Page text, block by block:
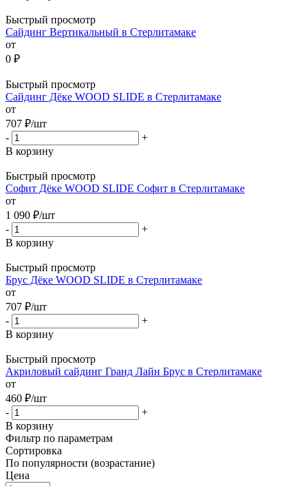
Быстрый просмотр
Сайдинг Вертикальный в Стерлитамаке
от
0 ₽
Быстрый просмотр
Сайдинг Дёке WOOD SLIDE в Стерлитамаке
от
707 ₽/шт
-
+
В корзину
Быстрый просмотр
Софит Дёке WOOD SLIDE Софит в Стерлитамаке
от
1 090 ₽/шт
-
+
В корзину
Быстрый просмотр
Брус Дёке WOOD SLIDE в Стерлитамаке
от
707 ₽/шт
-
+
В корзину
Быстрый просмотр
Акриловый сайдинг Гранд Лайн Брус в Стерлитамаке
от
460 ₽/шт
-
+
В корзину
Фильтр по параметрам
Сортировка
По популярности (возрастание)
Цена